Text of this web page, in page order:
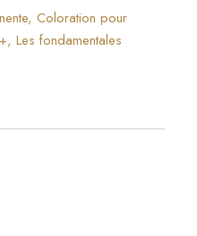
, Coloration pour
, Les fondamentales